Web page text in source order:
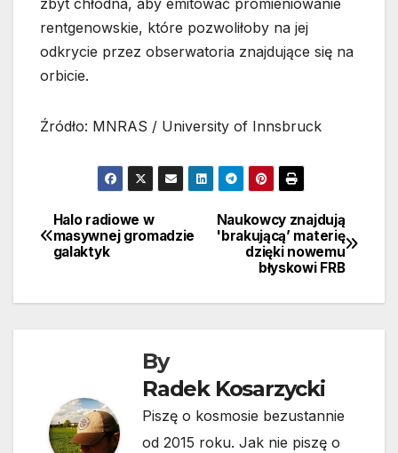
zbyt chłodna, aby emitować promieniowanie
rentgenowskie, które pozwoliłoby na jej
odkrycie przez obserwatoria znajdujące się na
orbicie.
Źródło: MNRAS / University of Innsbruck
Nawigacja
wpisu
Naukowcy znajdują
'brakującą’ materię
dzięki nowemu
błyskowi FRB
Halo radiowe w
masywnej gromadzie
galaktyk
By
Radek Kosarzycki
Piszę o kosmosie bezustannie
od 2015 roku. Jak nie piszę o